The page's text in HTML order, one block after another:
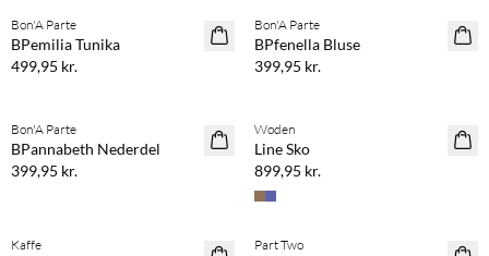
NYHED
Bon'A Parte
BPemilia Tunika
499,95 kr.
NYHED
Bon'A Parte
BPfenella Bluse
399,95 kr.
NYHED
Bon'A Parte
BPannabeth Nederdel
399,95 kr.
NYHED
Woden
Line Sko
899,95 kr.
NYHED
Kaffe NYHED
Køb min. 2 & spar 20%
Part Two